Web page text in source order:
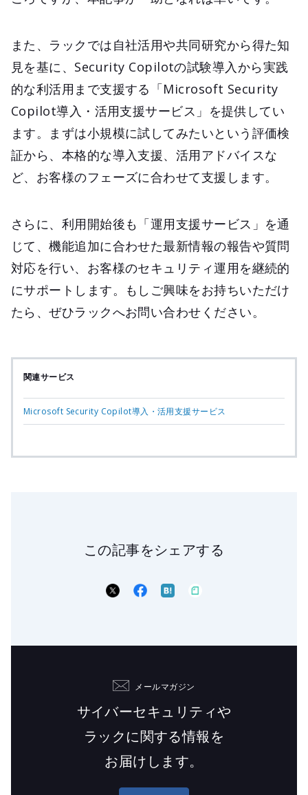
また、ラックでは自社活用や共同研究から得た知
見を基に、Security Copilotの試験導入から実践
的な利活用まで支援する「Microsoft Security
Copilot導入・活用支援サービス」を提供してい
ます。まずは小規模に試してみたいという評価検
証から、本格的な導入支援、活用アドバイスな
ど、お客様のフェーズに合わせて支援します。
さらに、利用開始後も「運用支援サービス」を通
じて、機能追加に合わせた最新情報の報告や質問
対応を行い、お客様のセキュリティ運用を継続的
にサポートします。もしご興味をお持ちいただけ
たら、ぜひラックへお問い合わせください。
関連サービス
Microsoft Security Copilot導入・活用支援サービス
この記事をシェアする
メールマガジン
サイバーセキュリティや
ラックに関する情報を
お届けします。